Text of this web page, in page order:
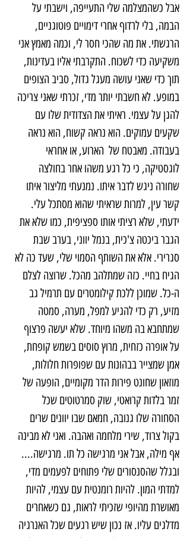
אבל כשהמצלמה שלי התעייפה, וישבתי על
הבמה, בלי לרדוף אחרי דימויים פוטוגניים,
הרגשתי. את מה שהכי חסר לי, וכמה מאמץ אני
משקיעה כדי לשכוח. התקרבתי אליו בעדינות,
תוך כדי שאני עושה מעגל גדול, סביב הצופים
במופע. לא חשבתי יותר מדי, זכרתי שאני צריכה
להגן על עצמי. ראיתי את הצדודית שלו עם
שקעים עמוקים. הוא נראה קשוח, הוא נראה
בעבודה. מאבטח של  הארוע, או אחראי
לוגסטיקה, כי כל רגע משהו אחר בחולצה
שחורה ניגש לדבר איתו. נמנעתי מליצור איתו
קשר עין, למרות שראיתי שהוא מסתכל עלי.
ידעתי, שלא רציתי אותו ספציפית, כמו שלא את
הגבר ביכטה צ'כית, בנמל יווני, בערב שבת
סגרירי. אלא את השותף הסמוי שלי, שעד כה לא
הגיח בחיי. כזה שמתלהב מהכל. שרוצה לצלם
ה-כל. שמוכן ללכת קילומטרים עם תרמיל גב
מזיע, רק כדי להגיע למפל, מערה, סמטה
שמתחבא בה משהו מיוחד. שלא יעשה פרצוף
על אופרה כזחית, מרוץ סוסים בשמש קופחת,
אמן שמצייר בבהונות עם שפופרות חלולות,
מוזאון שחונט פירות הדר מקומיים, הופעה של
זמר בלדות קרואטי, שוק סמרטוטים שכל
הסחורה שלו גנובה, חמאם שבו יוונים שרים
בקול צרוד, שירי מלחמה ואהבה. ואני לא מבינה
אף מילה, אבל אני מרגישה כל תו. מרגישה....
ובגלל שהסנסורים שלי פתוחים לפעמים מדי,
למדתי המון. להיות רומנטית עם עצמי, להיות
מאושרת מהיופי שזכיתי לראות, גם כשאחרים
מדלגים עליו. אז נכון שיש רגעים שכל האנרגיה